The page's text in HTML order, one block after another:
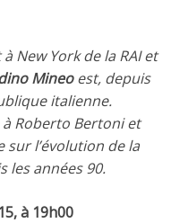
New York de la RAI et
Mineoest, depuis
italienne.
à Roberto Bertoni et
l’évolution de la
les années 90.
à 19h00